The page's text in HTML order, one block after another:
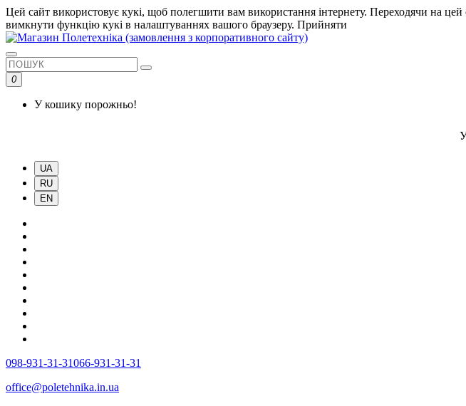
Цей сайт використовує кукі, щоб полегшити вам використання інтернету. Переходячи на
вимкнути функцію кукі в налаштуваннях вашого браузеру. Прийняти
0
У кошику порожньо!
UA
RU
EN
098-931-31-31066-931-31-31
office@poletehnika.in.ua